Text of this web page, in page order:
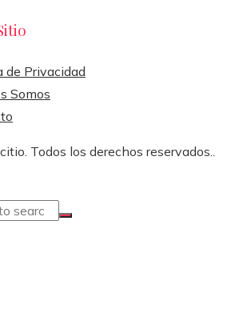
de Privacidad
Somos
Todos los derechos reservados..